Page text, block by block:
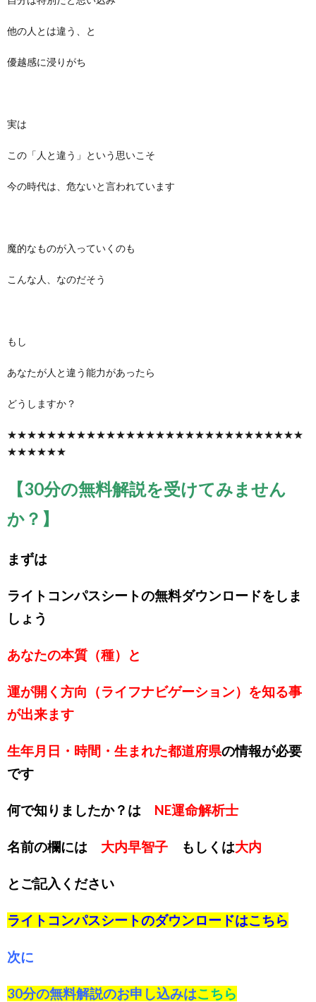
他の人とは違う、と
優越感に浸りがち
実は
この「人と違う」という思いこそ
今の時代は、危ないと言われています
魔的なものが入っていくのも
こんな人、なのだそう
もし
あなたが人と違う能力があったら
どうしますか？
★★★★★★★★★★★★★★★★★★★★★★★★★★★★★★
★★★★★★
【30分の無料解説を受けてみません
か？】
まずは
ライトコンパスシートの無料ダウンロードをしま
しょう
あなたの本質（種）と
運が開く方向（ライフナビゲーション）を知る事
が出来ます
生年月日・時間・生まれた都道府県の情報が必要
です
何で知りましたか？は NE運命解析士
名前の欄には 大内早智子 もしくは大内
とご記入ください
ライトコンパスシートのダウンロードはこちら
次に
30分の無料解説のお申し込みはこちら